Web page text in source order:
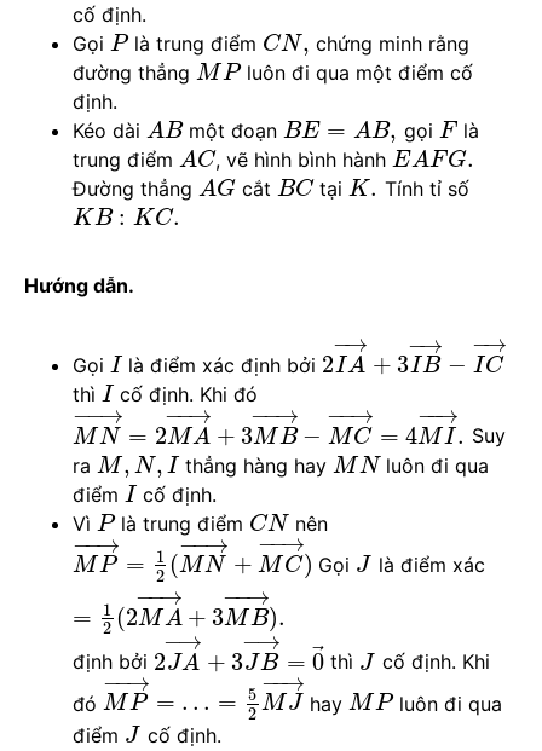
cố định.
Gọi Plà trung điểm CN, chứng minh rằng
đường thẳng MPluôn đi qua một điểm cố
định.
Kéo dài ABmột đoạn BE = AB, gọi Flà
trung điểm AC, vẽ hình bình hành EAFG.
Đường thẳng AGcắt BCtại K. Tính tỉ số
KB : K C.
Hướng dẫn.
Gọi I là điểm xác định bởi 2IA
−→
+ 3IB
−→
− IC
−→
thì I cố định. Khi đó
MN
− →
−
= 2MA
−→
−
+ 3MB
−→
−
− MC
−→
−
= 4MI
−→
−
. Suy
ra M, N, I thẳng hàng hay MNluôn đi qua
điểm I cố định.
Vì Plà trung điểm CN nên
MP
−→
−
=
1
2 (MN
− →
−
+ M C
−→
−
)
=
1
2 (2MA
−→
−
+ 3MB
−→
−
).
Gọi J là điểm xác
định bởi 2JA
−→
+ 3JB
−→
= 0 ⃗thì J cố định. Khi
đó MP
−→
−
= … =
5
2 M J
−→
−
hay MPluôn đi qua
điểm J cố định.